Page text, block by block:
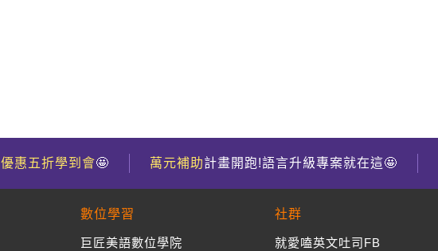
優惠五折學到會🤩 萬元補助計畫開跑!語言升級專案就在這🤩
數位學習
巨匠美語數位學院
社群
就愛嗑英文吐司FB